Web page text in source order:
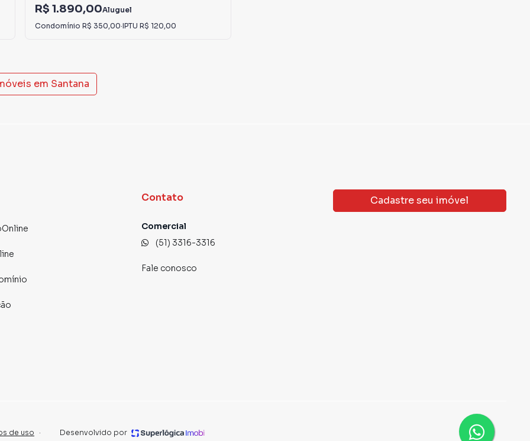
R$ 1.890,00Aluguel
Condomínio R$ 350,00·IPTU R$ 120,00
em Santana
Contato
Comercial
(51) 3316-3316
Fale conosco
Cadastre seu imóvel
de uso · Desenvolvido por